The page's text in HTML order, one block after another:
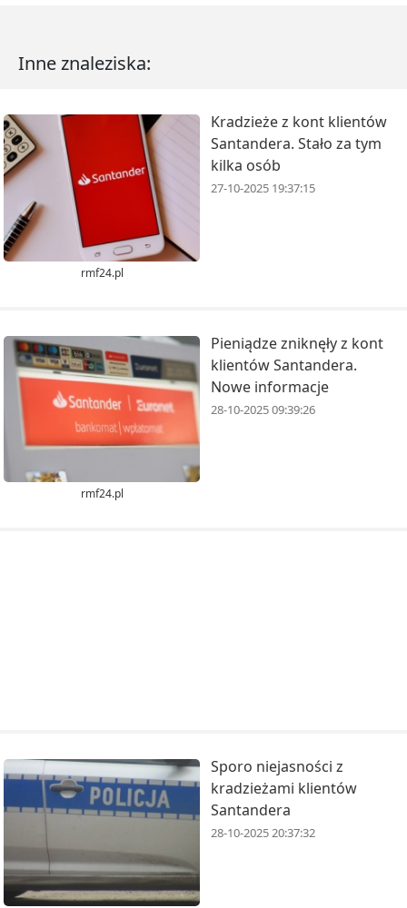
Inne znaleziska:
rmf24.pl
Kradzieże z kont klientów
Santandera. Stało za tym
kilka osób
27-10-2025 19:37:15
rmf24.pl
Pieniądze zniknęły z kont
klientów Santandera.
Nowe informacje
28-10-2025 09:39:26
Sporo niejasności z
kradzieżami klientów
Santandera
28-10-2025 20:37:32